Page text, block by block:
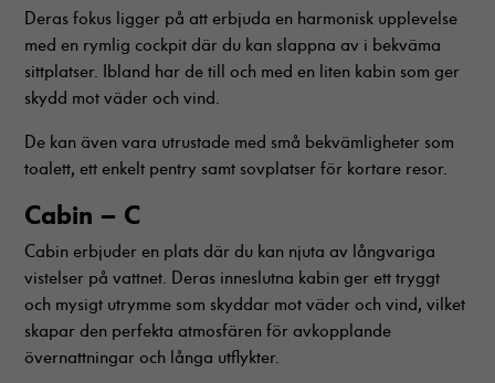
Deras fokus ligger på att erbjuda en harmonisk upplevelse
med en rymlig cockpit där du kan slappna av i bekväma
sittplatser. Ibland har de till och med en liten kabin som ger
skydd mot väder och vind.
De kan även vara utrustade med små bekvämligheter som
toalett, ett enkelt pentry samt sovplatser för kortare resor.
Cabin – C
Cabin erbjuder en plats där du kan njuta av långvariga
vistelser på vattnet. Deras inneslutna kabin ger ett tryggt
och mysigt utrymme som skyddar mot väder och vind, vilket
skapar den perfekta atmosfären för avkopplande
övernattningar och långa utflykter.
Upplevelse
För att vår
hemsida ska
prestera så
under ditt
besök. Om
kommer viss
funktionalitet
att försvinna
hemsidan.